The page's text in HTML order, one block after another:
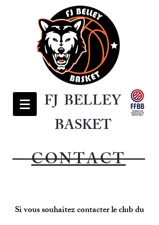
FJ BELLEY
BASKET
CONTACT
Si vous souhaitez contacter le club du